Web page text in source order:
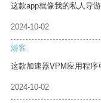
这款app就像我的私人导
2024-10-02
游客
这款加速器VPM应用程序
2024-10-02